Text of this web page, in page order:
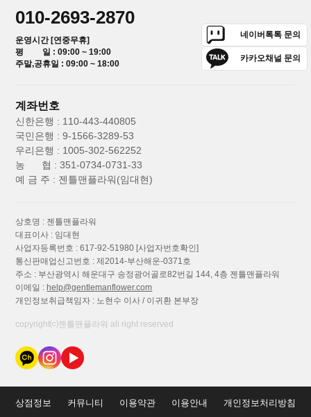
010-2693-2870
운영시간 [연중무휴]
평 일 : 09:00 ~ 19:00
주말,공휴일 : 09:00 ~ 18:00
네이버톡톡 문의
카카오채널 문의
계좌번호
신한은행 : 110-443-440805
국민은행 : 9-1566-3289-53
우리은행 : 1005-302-562252
농 협 : 351-0734-0731-33
예 금 주 : 젠틀맨플라워(임대현)
상호명 : 젠틀맨플라워
대표이사 : 임대현
사업자등록번호 : 617-92-51980 [사업자번호확인]
통신판매업신고번호 : 제2014-부산해운-0371호
주소 : 부산광역시 해운대구 송정광어골로82번길 144, 4층 젠틀맨플라워
이메일 :help@gentlemanflower.com
개인정보취급책임자 : 노현수 이사 / 이귀환 본부장
copyright⒞젠틀맨플라워 all right reserved
상점정보 커뮤니티 이용약관 이용안내 개인정보처리방침